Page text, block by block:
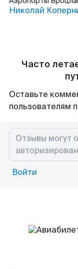
Николай
Часто
Оставьте
пользователям
Войти